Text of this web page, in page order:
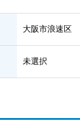
大阪市浪速区
未選択